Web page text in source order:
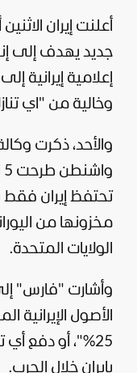
أعلنت إيران
جديد يهدف إلى
إعلامية إيرانية
وخالية من "اي
والأحد، ذكرت
تحتفظ إيران فقط
مخزونها من
الولايات المتحدة.
وأشارت "فارس"
الأصول
25%"، أو دفع
بإيران خلال الحرب.